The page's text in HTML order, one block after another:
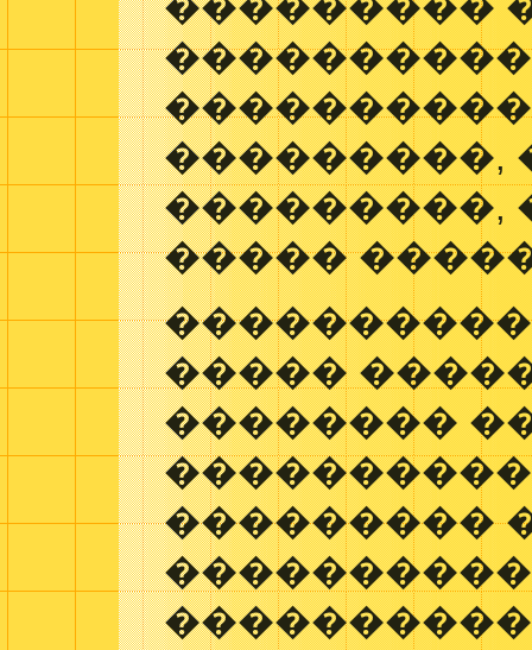
���������,
���������,
�����
�����
��������
���������